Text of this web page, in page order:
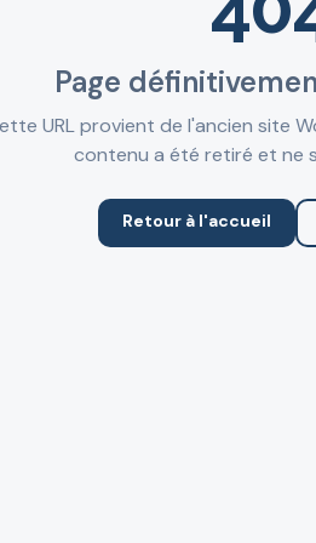
Page
URL provient de l'ancien site
contenu a été retiré et ne
Retour à l'accueil